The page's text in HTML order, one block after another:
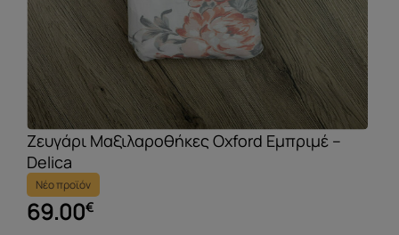
Ζευγάρι Μαξιλαροθήκες Oxford Εμπριμέ –
Delica
Νέο προϊόν
69.00€